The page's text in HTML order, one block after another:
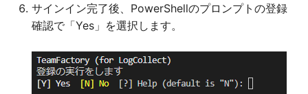
サインイン完了後、PowerShellのプロンプトの登録
確認で「Yes」を選択します。